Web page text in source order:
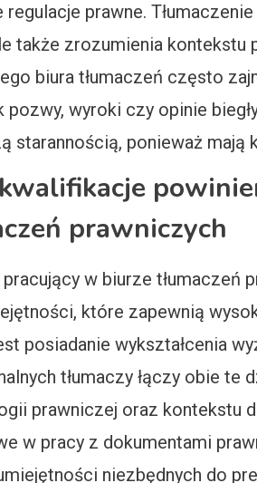
regulacje prawne.
także zrozumienia kontekstu
biura tłumaczeń często
pozwy, wyroki czy opinie
starannością, ponieważ
prawniczych
pracujący w biurze
które zapewnią
posiadanie wykształcenia
tłumaczy łączy obie
prawniczej oraz kontekstu
w pracy z dokumentami
niezbędnych do